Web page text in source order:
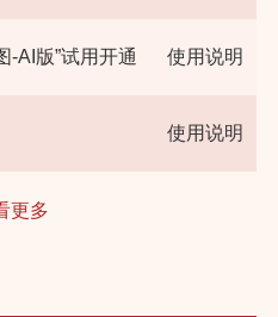
-AI版”试用开通 使用说明
使用说明
更多